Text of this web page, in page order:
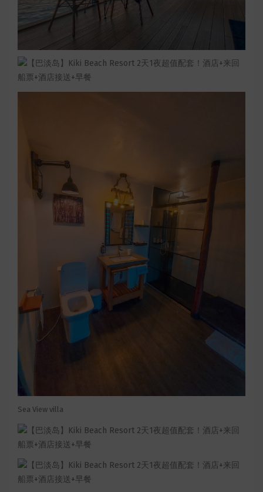
Sea View villa